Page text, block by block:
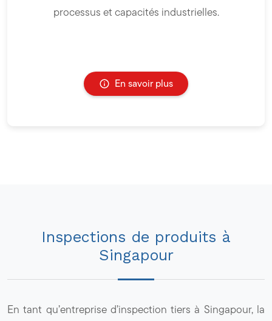
processus et capacités industrielles.
En savoir plus
Inspections de produits à
Singapour
En tant qu’entreprise d’inspection tiers à Singapour, la